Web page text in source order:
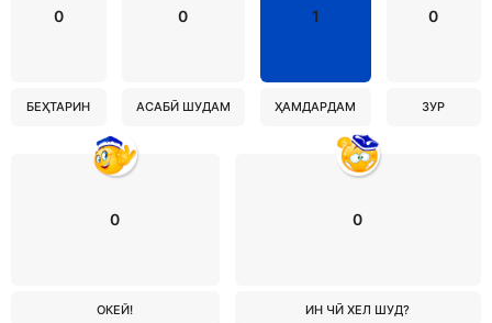
0
БЕҲТАРИН
0
АСАБӢ ШУДАМ
1
ҲАМДАРДАМ
0
ЗУР
0
ОКЕЙ!
0
ИН ЧӢ ХЕЛ ШУД?